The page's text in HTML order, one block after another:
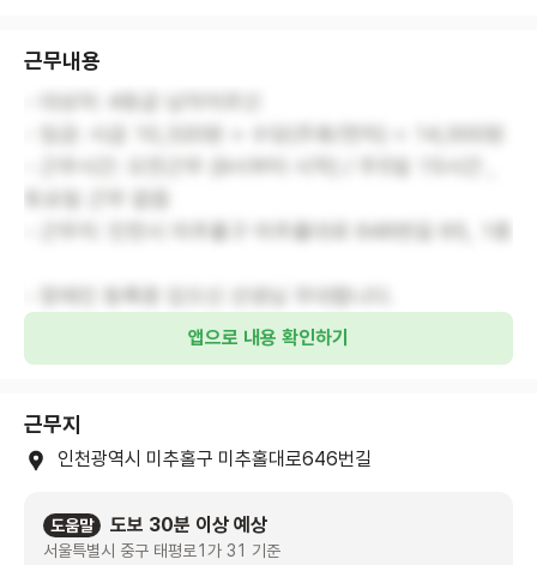
근무내용
- 근무지: 인천시 미추홀구 미추홀대로 646번길 65, 1층
앱으로 내용 확인하기
근무지
인천광역시 미추홀구 미추홀대로646번길
도움말 도보 30분 이상 예상
서울특별시 중구 태평로1가 31 기준